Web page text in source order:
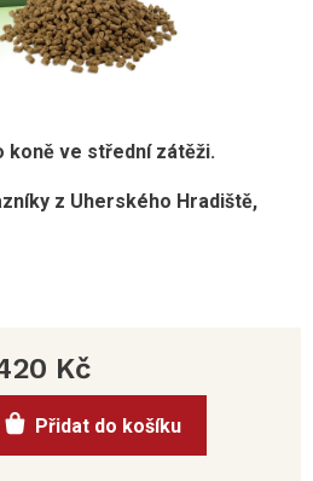
koně ve střední zátěži.
z Uherského Hradiště,
Kč
cena:
Přidat do košíku